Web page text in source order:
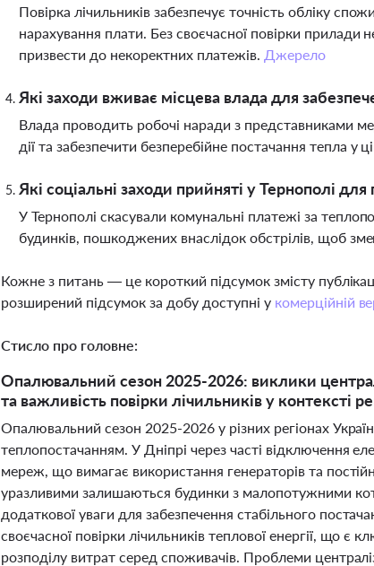
Повірка лічильників забезпечує точність обліку
нарахування плати. Без своєчасної повірки
призвести до некоректних платежів. Джерело
Які заходи вживає місцева влада для
Влада проводить робочі наради з представниками
дії та забезпечити безперебійне постачання тепла у
Які соціальні заходи прийняті у Тернополі
У Тернополі скасували комунальні платежі за
будинків, пошкоджених внаслідок обстрілів, щоб
Кожне з питань — це короткий підсумок змісту
розширений підсумок за добу доступні у комерційній
Стисло про головне:
Опалювальний сезон 2025-2026: виклики
та важливість повірки лічильників у контексті
Опалювальний сезон 2025-2026 у різних регіонах
теплопостачанням. У Дніпрі через часті відключення
мереж, що вимагає використання генераторів та
уразливими залишаються будинки з малопотужними
додаткової уваги для забезпечення стабільного
своєчасної повірки лічильників теплової енергії, що
розподілу витрат серед споживачів. Проблеми